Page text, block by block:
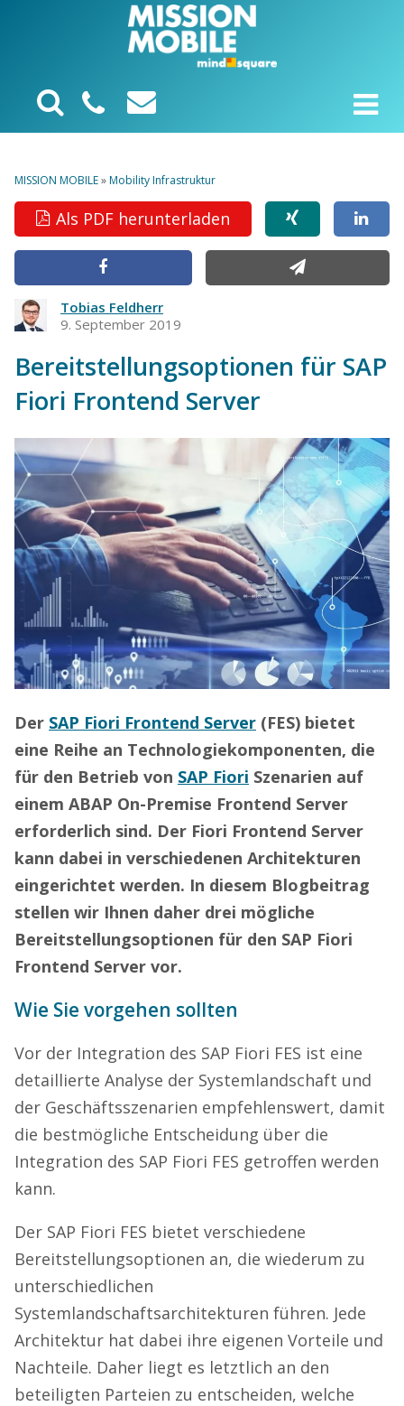
MISSION MOBILE»Mobility Infrastruktur
Als PDF herunterladen
Tobias Feldherr
9. September 2019
Bereitstellungsoptionen für SAP
Fiori Frontend Server
Der SAP Fiori Frontend Server (FES) bietet
eine Reihe an Technologiekomponenten, die
für den Betrieb von SAP Fiori Szenarien auf
einem ABAP On-Premise Frontend Server
erforderlich sind. Der Fiori Frontend Server
kann dabei in verschiedenen Architekturen
eingerichtet werden. In diesem Blogbeitrag
stellen wir Ihnen daher drei mögliche
Bereitstellungsoptionen für den SAP Fiori
Frontend Server vor.
Wie Sie vorgehen sollten
Vor der Integration des SAP Fiori FES ist eine
detaillierte Analyse der Systemlandschaft und
der Geschäftsszenarien empfehlenswert, damit
die bestmögliche Entscheidung über die
Integration des SAP Fiori FES getroffen werden
kann.
Der SAP Fiori FES bietet verschiedene
Bereitstellungsoptionen an, die wiederum zu
unterschiedlichen
Systemlandschaftsarchitekturen führen. Jede
Architektur hat dabei ihre eigenen Vorteile und
Nachteile. Daher liegt es letztlich an den
beteiligten Parteien zu entscheiden, welche